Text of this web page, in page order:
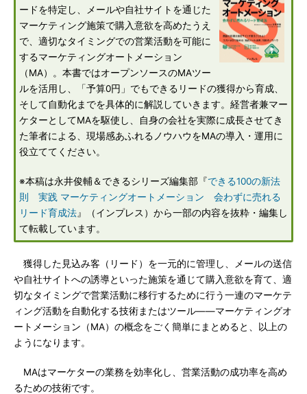
ードを特定し、メールや自社サイトを通じた
マーケティング施策で購入意欲を高めたうえ
で、適切なタイミングでの営業活動を可能に
するマーケティングオートメーション
（MA）。本書ではオープンソースのMAツー
ルを活用し、「予算0円」でもできるリードの獲得から育成、
そして自動化までを具体的に解説していきます。経営者兼マー
ケターとしてMAを駆使し、自身の会社を実際に成長させてき
た筆者による、現場感あふれるノウハウをMAの導入・運用に
役立ててください。
※本稿は永井俊輔＆できるシリーズ編集部『できる100の新法
則 実践 マーケティングオートメーション 会わずに売れる
リード育成法』（インプレス）から一部の内容を抜粋・編集し
て転載しています。
獲得した見込み客（リード）を一元的に管理し、メールの送信
や自社サイトへの誘導といった施策を通じて購入意欲を育て、適
切なタイミングで営業活動に移行するために行う一連のマーケテ
ィング活動を自動化する技術またはツール――マーケティングオ
ートメーション（MA）の概念をごく簡単にまとめると、以上の
ようになります。
MAはマーケターの業務を効率化し、営業活動の成功率を高め
るための技術です。